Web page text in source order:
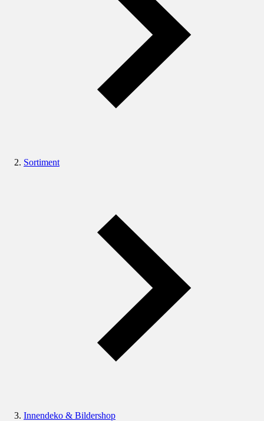
Sortiment
Innendeko & Bildershop